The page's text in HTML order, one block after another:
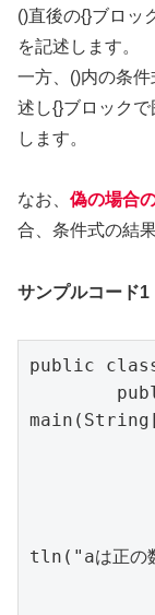
()直後の{}ブロッ
を記述します。
一方、()内の条
述し{}ブロック
します。
なお、 偽の場合
合、条件式の結
サンプルコード1
public
tln("aは正の